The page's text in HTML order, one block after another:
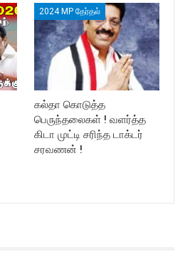
2024 MP தேர்தல்
கல்தா கொடுத்த
பெருந்தலைகள் ! வளர்த்த
கிடா முட்டி சரிந்த டாக்டர்
சரவணன் !